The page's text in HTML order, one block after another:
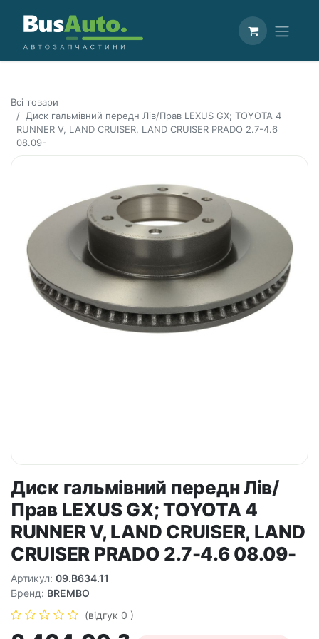
Всі товари
Диск гальмівний передн Лів/Прав LEXUS GX; TOYOTA 4
RUNNER V, LAND CRUISER, LAND CRUISER PRADO 2.7-4.6
08.09-
Диск гальмівний передн Лів/
Прав LEXUS GX; TOYOTA 4
RUNNER V, LAND CRUISER, LAND
CRUISER PRADO 2.7-4.6 08.09-
Артикул: 09.B634.11
Бренд: BREMBO
(відгук 0 )